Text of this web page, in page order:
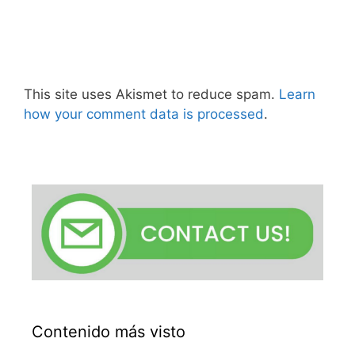
This site uses Akismet to reduce spam. Learn
how your comment data is processed.
Contenido más visto